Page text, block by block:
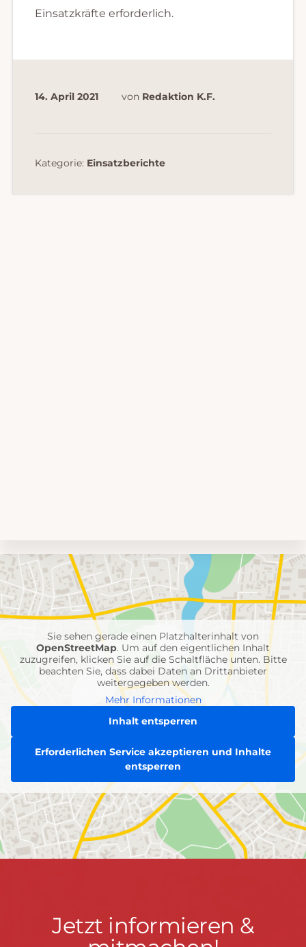
Einsatzkräfte erforderlich.
14. April 2021 von Redaktion K.F.
Kategorie: Einsatzberichte
Umgebungskarte
mit
Feuerwehr-
Einheiten
Sie sehen gerade einen Platzhalterinhalt von
OpenStreetMap. Um auf den eigentlichen Inhalt
zuzugreifen, klicken Sie auf die Schaltfläche unten. Bitte
beachten Sie, dass dabei Daten an Drittanbieter
weitergegeben werden.
Mehr Informationen
Inhalt entsperren
Erforderlichen Service akzeptieren und Inhalte
entsperren
JetztJetzt informieren &